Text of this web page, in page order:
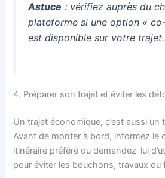
Astuce : vérifiez auprès du
plateforme si une option «
est disponible sur votre trajet.
4. Préparer son trajet et éviter les
Un trajet économique, c’est aussi un
Avant de monter à bord, informez le
itinéraire préféré ou demandez-lui
pour éviter les bouchons, travaux ou